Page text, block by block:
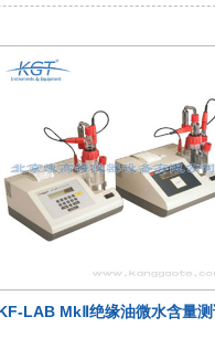
LAB MkⅡ绝缘油微水含量